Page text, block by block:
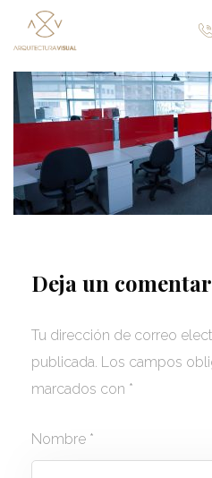
Deja un
Tu dirección de correo
publicada. Los campos
marcados con *
Nombre *